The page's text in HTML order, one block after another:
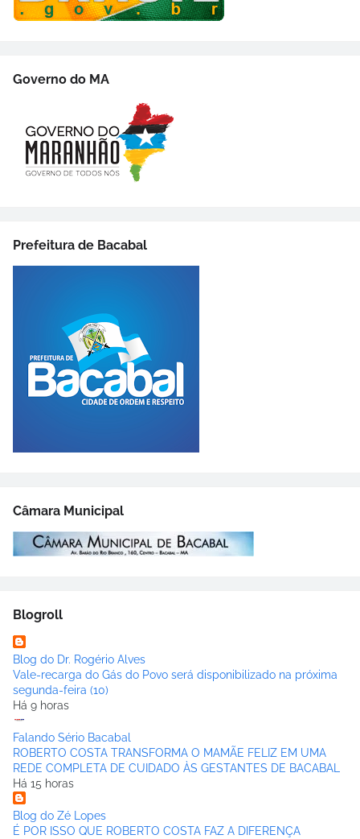
Governo do MA
Prefeitura de Bacabal
Câmara Municipal
Blogroll
Blog do Dr. Rogério Alves
Vale-recarga do Gás do Povo será disponibilizado na próxima
segunda-feira (10)
Há 9 horas
Falando Sério Bacabal
ROBERTO COSTA TRANSFORMA O MAMÃE FELIZ EM UMA
REDE COMPLETA DE CUIDADO ÀS GESTANTES DE BACABAL
Há 15 horas
Blog do Zé Lopes
É POR ISSO QUE ROBERTO COSTA FAZ A DIFERENÇA